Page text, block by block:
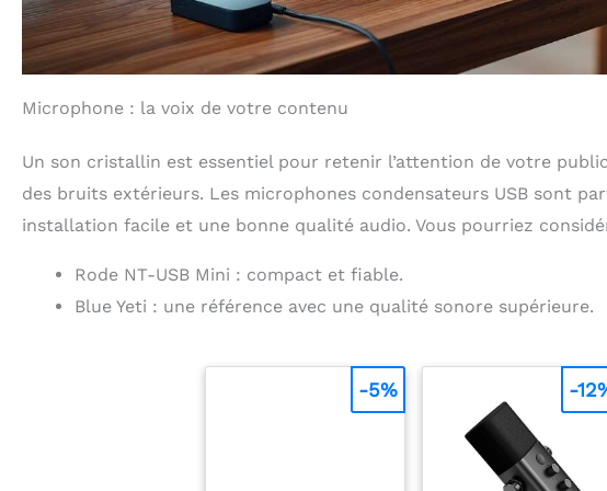
Microphone : la voix de votre contenu
Un son cristallin est essentiel pour retenir l’attention de votre
des bruits extérieurs. Les microphones condensateurs USB sont
installation facile et une bonne qualité audio. Vous pourriez
Rode NT-USB Mini : compact et fiable.
Blue Yeti : une référence avec une qualité sonore supérieure.
-5% -